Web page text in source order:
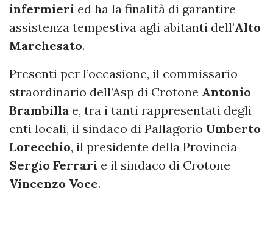
infermieri ed ha la finalità di garantire
assistenza tempestiva agli abitanti dell’Alto
Marchesato.
Presenti per l’occasione, il commissario
straordinario dell’Asp di Crotone Antonio
Brambilla e, tra i tanti rappresentati degli
enti locali, il sindaco di Pallagorio Umberto
Lorecchio, il presidente della Provincia
Sergio Ferrari e il sindaco di Crotone
Vincenzo Voce.